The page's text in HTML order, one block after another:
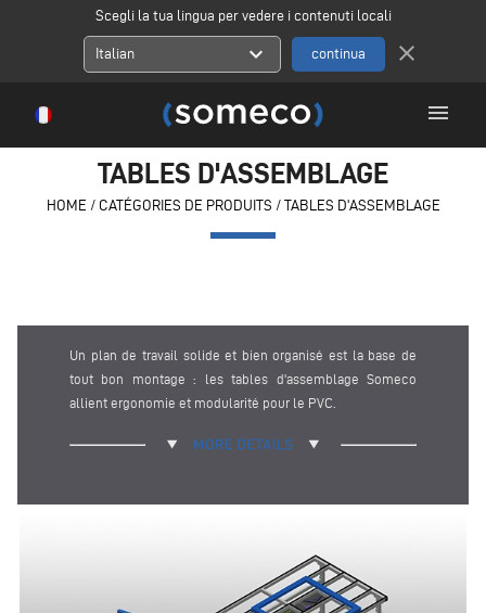
Scegli la tua lingua per vedere i contenuti locali
Italian expand_more close
menu
TABLES D'ASSEMBLAGE
HOME / CATÉGORIES DE PRODUITS / TABLES D'ASSEMBLAGE
Un plan de travail solide et bien organisé est la base de
tout bon montage : les tables d'assemblage Someco
allient ergonomie et modularité pour le PVC.